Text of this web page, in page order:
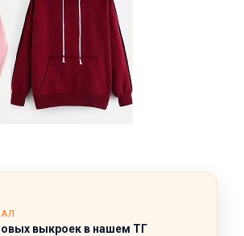
выкроек в нашем ТГ